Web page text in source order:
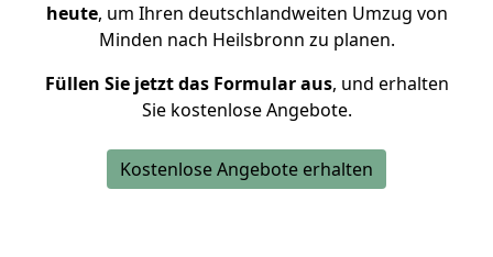
heute, um Ihren deutschlandweiten Umzug von
Minden nach Heilsbronn zu planen.
Füllen Sie jetzt das Formular aus, und erhalten
Sie kostenlose Angebote.
Kostenlose Angebote erhalten